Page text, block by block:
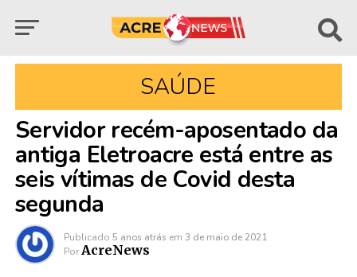
SAÚDE
Servidor recém-aposentado da
antiga Eletroacre está entre as
seis vítimas de Covid desta
segunda
Publicado 5 anos atrás em 3 de maio de 2021
Por AcreNews